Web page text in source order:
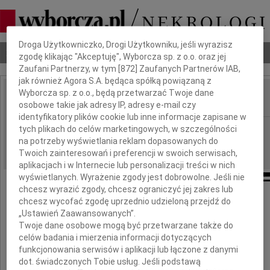
Nekrologi Odeszli Poradnik pogrzebowy
IMIĘ I NAZWISKO:
REGION: Radom
DATA EMISJI: 14.04.2017
Panu
Marcinowi Iskrze
wyrazy głębokiego współczucia
Dbamy o Twoją prywatność
Droga Użytkowniczko, Drogi Użytkowniku, jeśli wyrazisz
zgodę klikając "Akceptuję", Wyborcza sp. z o.o. oraz jej
Zaufani Partnerzy, w tym [872 ] Zaufanych Partnerów IAB,
jak również Agora S.A. będąca spółką powiązaną z
Wyborcza sp. z o.o., będą przetwarzać Twoje dane
osobowe takie jak adresy IP, adresy e-mail czy
identyfikatory plików cookie lub inne informacje zapisane w
tych plikach do celów marketingowych, w szczególności
na potrzeby wyświetlania reklam dopasowanych do
Twoich zainteresowań i preferencji w swoich serwisach,
aplikacjach i w Internecie lub personalizacji treści w nich
wyświetlanych. Wyrażenie zgody jest dobrowolne. Jeśli nie
chcesz wyrazić zgody, chcesz ograniczyć jej zakres lub
chcesz wycofać zgodę uprzednio udzieloną przejdź do
„Ustawień Zaawansowanych”.
Twoje dane osobowe mogą być przetwarzane także do
celów badania i mierzenia informacji dotyczących
funkcjonowania serwisów i aplikacji lub łączone z danymi
dot. świadczonych Tobie usług. Jeśli podstawą